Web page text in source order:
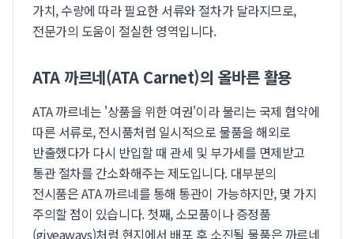
가치, 수량에 따라 필요한 서류와 절차가 달라지므로,
전문가의 도움이 절실한 영역입니다.
ATA 까르네(ATA Carnet)의 올바른 활용
ATA 까르네는 '상품을 위한 여권'이라 불리는 국제 협약에
따른 서류로, 전시품처럼 일시적으로 물품을 해외로
반출했다가 다시 반입할 때 관세 및 부가세를 면제받고
통관 절차를 간소화해주는 제도입니다. 대부분의
전시품은 ATA 까르네를 통해 통관이 가능하지만, 몇 가지
주의할 점이 있습니다. 첫째, 소모품이나 증정품
(giveaways)처럼 현지에서 배포 후 소진될 물품은 까르네